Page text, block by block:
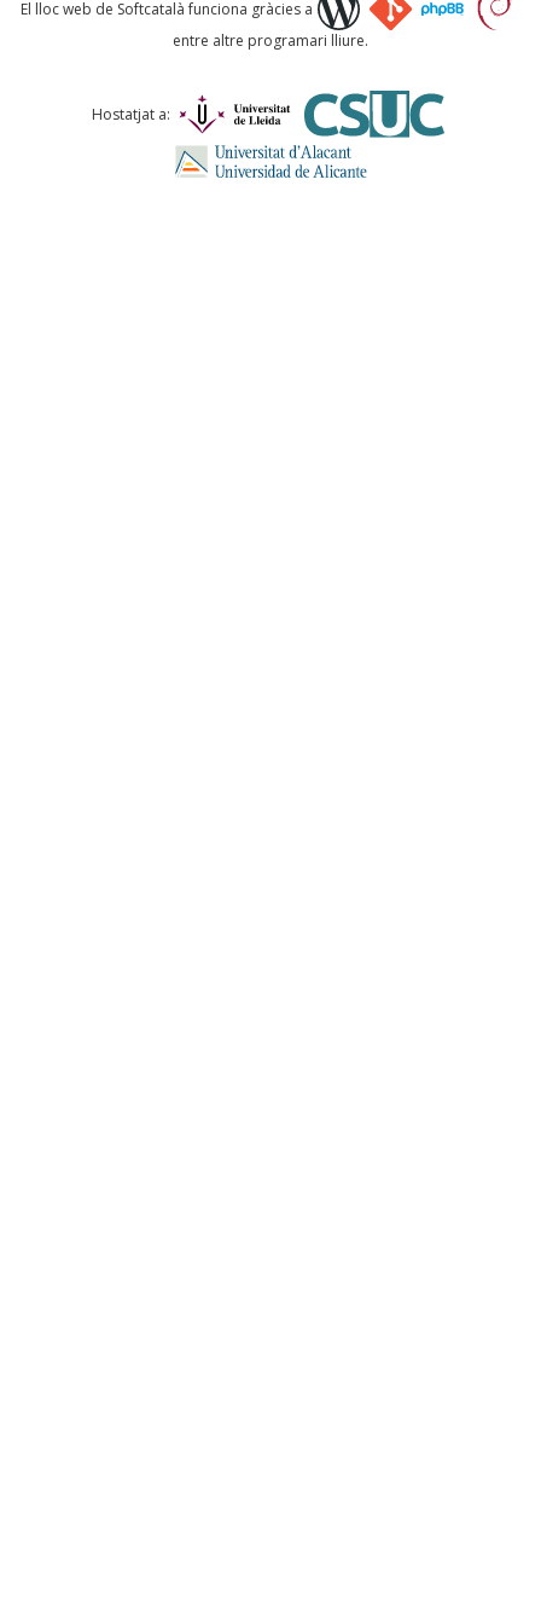
Comentari *
El lloc web de Softcatalà funciona gràcies a
entre altre programari lliure.
Hostatjat a: